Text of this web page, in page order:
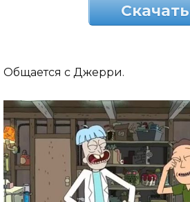
Скачать
Общается с Джерри.